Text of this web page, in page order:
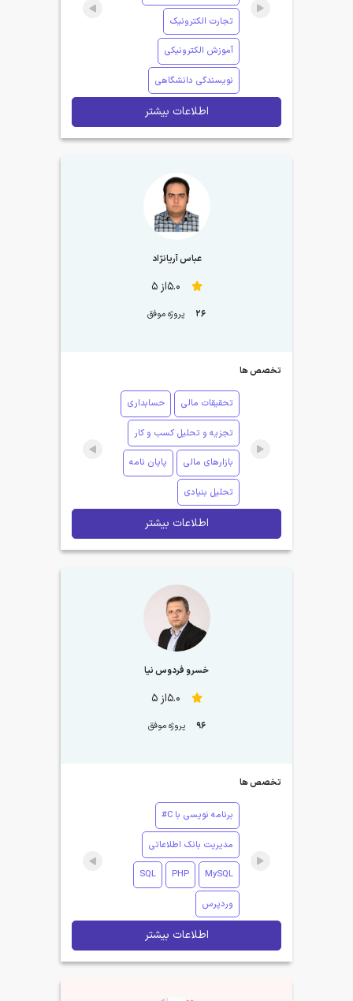
تجارت الکترونیک
آموزش الکترونیکی
نویسندگی دانشگاهی
اطلاعات بیشتر
عباس آریانژاد
5.0از 5
26 پروژه موفق
تخصص ها
تحقیقات مالی حسابداری
تجزیه و تحلیل کسب و کار
بازارهای مالی پایان نامه
تحلیل بنیادی
اطلاعات بیشتر
خسرو فردوس نیا
5.0از 5
96 پروژه موفق
تخصص ها
برنامه نویسی با C#
مدیریت بانک اطلاعاتی
MySQL
PHP
SQL
وردپرس
اطلاعات بیشتر